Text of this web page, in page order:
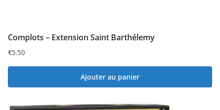
Complots – Extension Saint Barthélemy
€5.50
Ajouter au panier